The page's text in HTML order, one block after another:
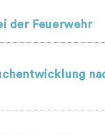
der Feuerwehr